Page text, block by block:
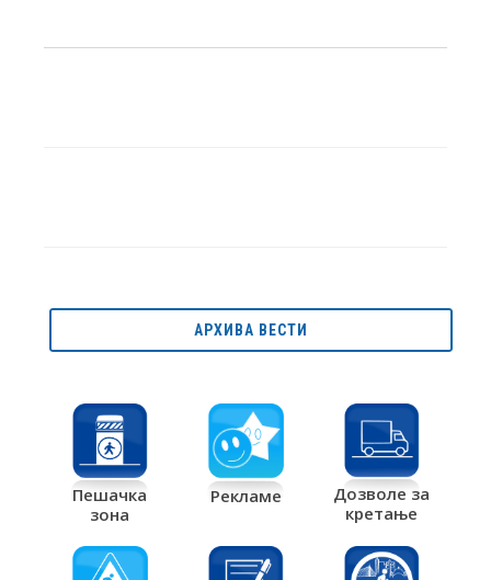
АРХИВА ВЕСТИ
Пешачка
зона
Рекламе
Дозволе за
кретање